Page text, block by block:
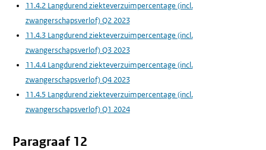
11.4.2 Langdurend ziekteverzuimpercentage (incl.
zwangerschapsverlof) Q2 2023
11.4.3 Langdurend ziekteverzuimpercentage (incl.
zwangerschapsverlof) Q3 2023
11.4.4 Langdurend ziekteverzuimpercentage (incl.
zwangerschapsverlof) Q4 2023
11.4.5 Langdurend ziekteverzuimpercentage (incl.
zwangerschapsverlof) Q1 2024
Paragraaf 12